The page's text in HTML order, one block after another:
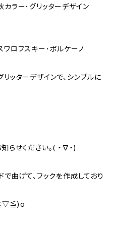
ラー･グリッターデザイン
ワロフスキー･ボルケーノ
ッターデザインで、シンプルに
らせください。( ・∇・)
で曲げて、フックを作成しており